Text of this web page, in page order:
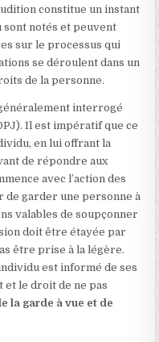
constitue un instant
sont notés et peuvent
sur le processus qui
se déroulent dans un
de la personne.
interrogé
Il est impératif que ce
en lui offrant la
de répondre aux
avec l’action des
de garder une personne à
valables de soupçonner
doit être étayée par
être prise à la légère.
est informé de ses
et le droit de ne pas
la garde à vue et de